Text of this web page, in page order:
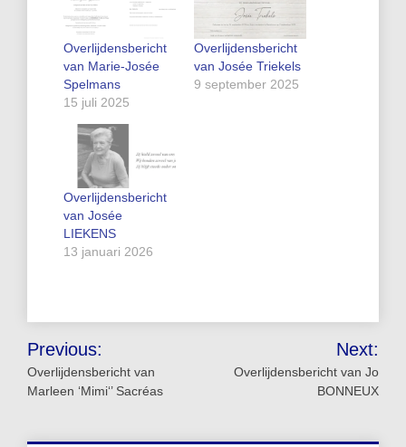
Overlijdensbericht
van Marie-Josée
Spelmans
15 juli 2025
Overlijdensbericht
van Josée Triekels
9 september 2025
Overlijdensbericht
van Josée
LIEKENS
13 januari 2026
Bericht
navigatie
Previous:
Overlijdensbericht van
Marleen ‘Mimi‘’ Sacréas
Next:
Overlijdensbericht van Jo
BONNEUX